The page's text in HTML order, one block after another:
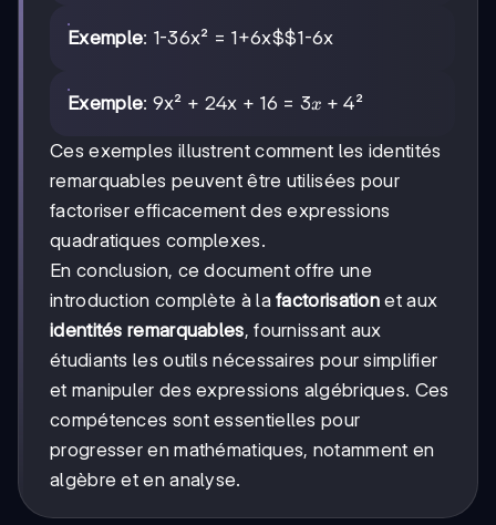
Exemple: 1-36x² = 1+6x$$1-6x
Exemple: 9x² + 24x + 16 = 3x+4
3x + 4²
Ces exemples illustrent comment les identités
remarquables peuvent être utilisées pour
factoriser efficacement des expressions
quadratiques complexes.
En conclusion, ce document offre une
introduction complète à lafactorisation et aux
identités remarquables, fournissant aux
étudiants les outils nécessaires pour simplifier
et manipuler des expressions algébriques. Ces
compétences sont essentielles pour
progresser en mathématiques, notamment en
algèbre et en analyse.